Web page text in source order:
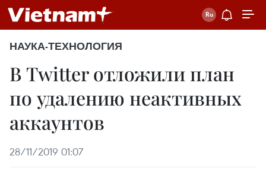
НАУКА-ТЕХНОЛОГИЯ
В Twitter отложили план
по удалению неактивных
аккаунтов
28/11/2019 01:07